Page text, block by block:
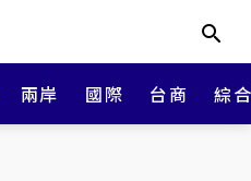
兩岸 國際 台商 綜